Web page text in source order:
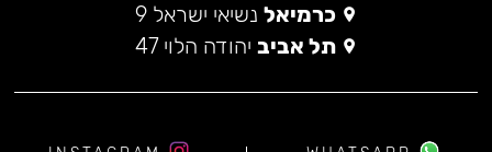
כרמיאל נשיאי ישראל 9
תל אביב יהודה הלוי 47